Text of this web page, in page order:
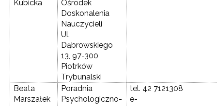
Kubicka
Ośrodek
Doskonalenia
Nauczycieli
Ul.
Dąbrowskiego
13, 97-300
Piotrków
Trybunalski
Beata
Marszałek
Poradnia
Psychologiczno-
tel. 42 7121308
e-